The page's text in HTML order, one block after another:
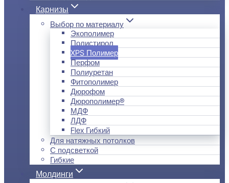
Карнизы
Выбор по материалу
Экополимер
Полистирол
XPS Полимер
Перфом
Полиуретан
Фитополимер
Дюрофом
Дюрополимер®
МДФ
ЛДФ
Flex Гибкий
Для натяжных потолков
С подсветкой
Гибкие
Молдинги